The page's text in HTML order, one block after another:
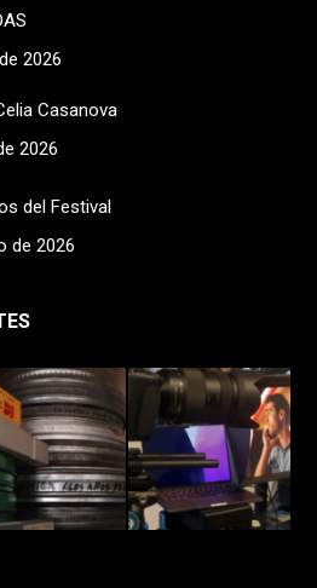
2026
Casanova
2026
del Festival
de 2026